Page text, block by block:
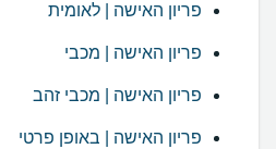
פריון האישה | לאומית
פריון האישה | מכבי
פריון האישה | מכבי זהב
פריון האישה | באופן פרטי